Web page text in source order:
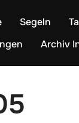
Segeln
Archiv